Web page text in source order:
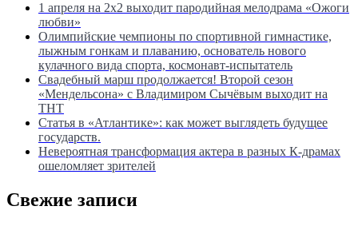
1 апреля на 2х2 выходит пародийная мелодрама «Ожоги
любви»
Олимпийские чемпионы по спортивной гимнастике,
лыжным гонкам и плаванию, основатель нового
кулачного вида спорта, космонавт-испытатель
Свадебный марш продолжается! Второй сезон
«Мендельсона» с Владимиром Сычёвым выходит на
ТНТ
Статья в «Атлантике»: как может выглядеть будущее
государств.
Невероятная трансформация актера в разных К-драмах
ошеломляет зрителей
Свежие записи